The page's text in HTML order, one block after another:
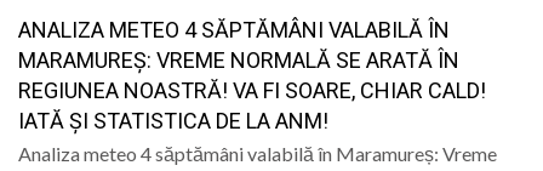
ANALIZA METEO 4 SĂPTĂMÂNI VALABILĂ ÎN
MARAMUREȘ: VREME NORMALĂ SE ARATĂ ÎN
REGIUNEA NOASTRĂ! VA FI SOARE, CHIAR CALD!
IATĂ ȘI STATISTICA DE LA ANM!
Analiza meteo 4 săptămâni valabilă în Maramureș: Vreme